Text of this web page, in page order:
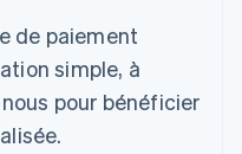
de paiement
simple, à
pour bénéficier